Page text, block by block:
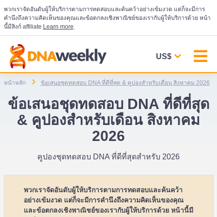
พวกเราจัดอันดับผู้ให้บริการตามการทดสอบและค้นคว้าอย่างเข้มงวด แต่ก็จะมีการ
คำนึงถึงความคิดเห็นของคุณและข้อตกลงเชิงพาณิชย์ของเรากับผู้ให้บริการด้วย หน้า
นี้มีลิงก์ affiliate Learn more.
US$
หน้าหลัก ข้อเสนอชุดทดสอบ DNA ที่ดีที่สุด & คูปองสำหรับเดือน สิงหาคม 2026
ข้อเสนอชุดทดสอบ DNA ที่ดีที่สุด
& คูปองสำหรับเดือน สิงหาคม
2026
คูปองชุดทดสอบ DNA ที่ดีที่สุดสำหรับ 2026
พวกเราจัดอันดับผู้ให้บริการตามการทดสอบและค้นคว้า
อย่างเข้มงวด แต่ก็จะมีการคำนึงถึงความคิดเห็นของคุณ
และข้อตกลงเชิงพาณิชย์ของเรากับผู้ให้บริการด้วย หน้านี้มี